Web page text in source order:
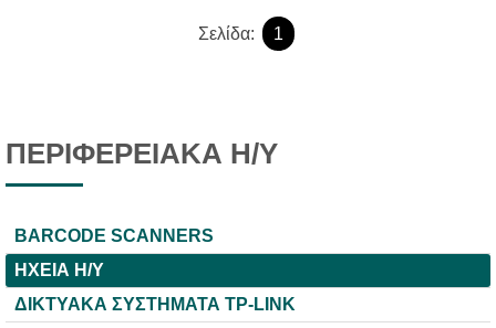
Σελίδα: 1
ΠΕΡΙΦΕΡΕΙΑΚΑ Η/Υ
BARCODE SCANNERS
ΗΧΕΙΑ Η/Υ
ΔΙΚΤΥΑΚΑ ΣΥΣΤΗΜΑΤΑ TP-LINK